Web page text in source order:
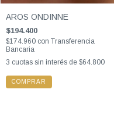
AROS ONDINNE
$194.400
$174.960 con Transferencia
Bancaria
3 cuotas sin interés de $64.800
COMPRAR